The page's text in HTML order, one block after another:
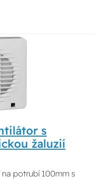
s
žaluzií
potrubí 100mm s